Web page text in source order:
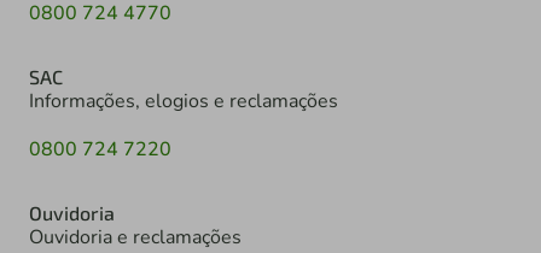
0800 724 4770
SAC
Informações, elogios e reclamações
0800 724 7220
Ouvidoria
Ouvidoria e reclamações